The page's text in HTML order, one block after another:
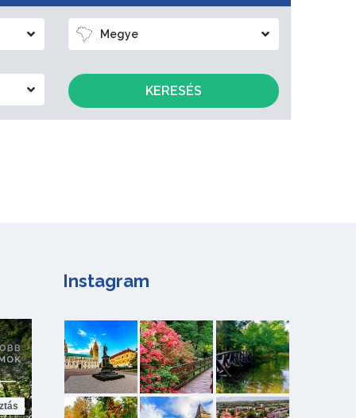
Megye
KERESÉS
Instagram